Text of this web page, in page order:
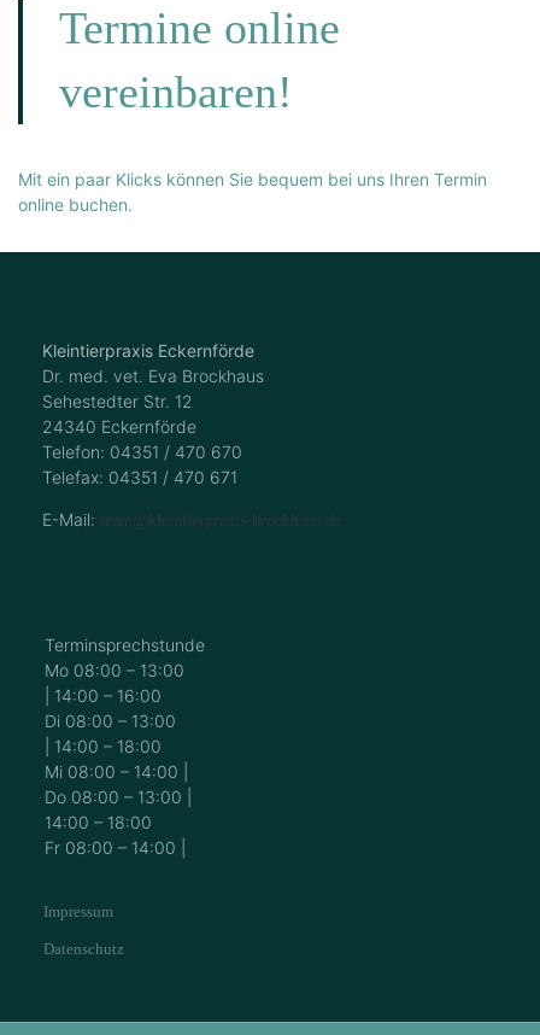
Termine online
vereinbaren!
Mit ein paar Klicks können Sie bequem bei uns Ihren Termin
online buchen.
Kleintierpraxis Eckernförde
Dr. med. vet. Eva Brockhaus
Sehestedter Str. 12
24340 Eckernförde
Telefon: 04351 / 470 670
Telefax: 04351 / 470 671
E-Mail: team@kleintierpraxis-brockhaus.de
Terminsprechstunde
Mo 08:00 – 13:00
| 14:00 – 16:00
Di 08:00 – 13:00
| 14:00 – 18:00
Mi 08:00 – 14:00 |
Do 08:00 – 13:00 |
14:00 – 18:00
Fr 08:00 – 14:00 |
Impressum
Datenschutz